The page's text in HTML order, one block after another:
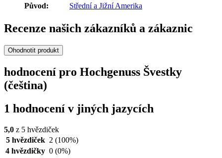
Původ:
Střední a Jižní Amerika
Recenze našich zákazníků a zákaznic
Ohodnotit produkt
hodnocení pro Hochgenuss Švestky
(čeština)
1 hodnocení v jiných jazycích
5,0 z 5 hvězdiček
5 hvězdiček 2 (100%)
4 hvězdičky 0 (0%)